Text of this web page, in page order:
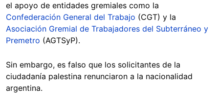
el apoyo de entidades gremiales como la
Confederación General del Trabajo (CGT) y la
Asociación Gremial de Trabajadores del Subterráneo y
Premetro (AGTSyP).
Sin embargo, es falso que los solicitantes de la
ciudadanía palestina renunciaron a la nacionalidad
argentina.